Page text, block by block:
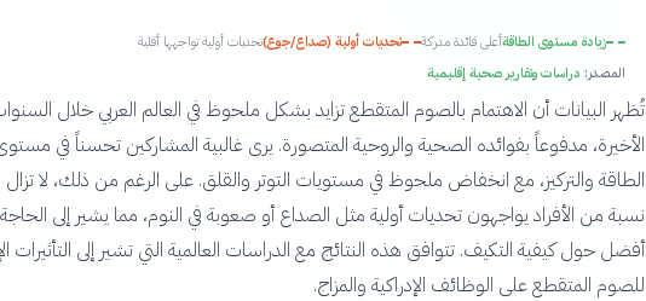
زيادة مستوى الطاقةأعلى فائدة مدركة تحديات أولية (صداع/جوع)تحديات أولية تواجهها أقلية
المصدر: دراسات وتقارير صحية إقليمية
تُظهر البيانات أن الاهتمام بالصوم المتقطع تزايد بشكل ملحوظ في العالم العربي خلال
الأخيرة، مدفوعاً بفوائده الصحية والروحية المتصورة. يرى غالبية المشاركين تحسناً في
الطاقة والتركيز، مع انخفاض ملحوظ في مستويات التوتر والقلق. على الرغم من ذلك، لا
نسبة من الأفراد يواجهون تحديات أولية مثل الصداع أو صعوبة في النوم، مما يشير إلى
أفضل حول كيفية التكيف. تتوافق هذه النتائج مع الدراسات العالمية التي تشير إلى التأثيرات
للصوم المتقطع على الوظائف الإدراكية والمزاج.